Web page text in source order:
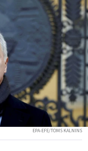
EPA-EFE/TOMS KALNINS